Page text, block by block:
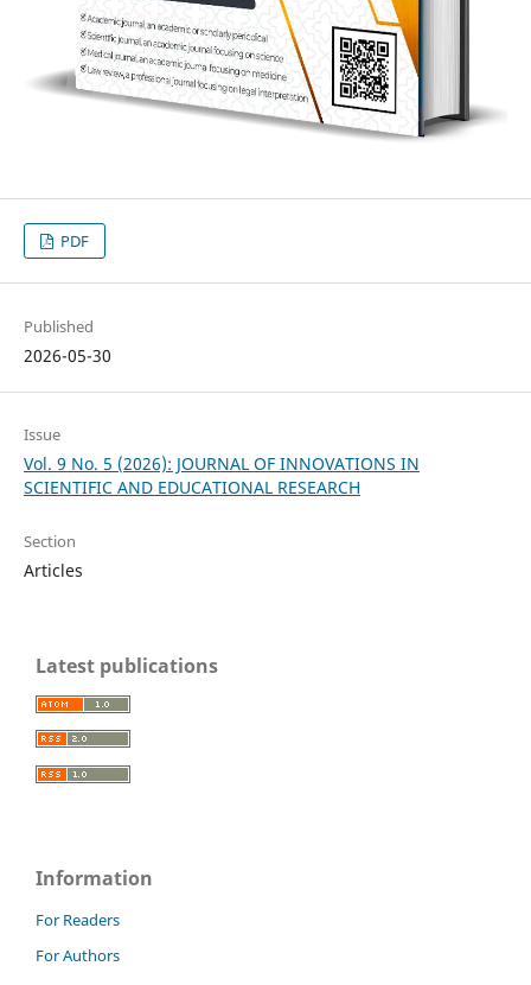
PDF
Published
2026-05-30
Issue
Vol. 9 No. 5 (2026): JOURNAL OF INNOVATIONS IN
SCIENTIFIC AND EDUCATIONAL RESEARCH
Section
Articles
Latest publications
Information
For Readers
For Authors